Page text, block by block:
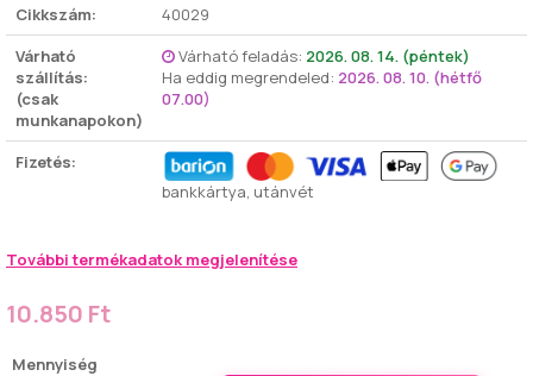
Cikkszám:
40029
Várható
szállítás:
(csak
munkanapokon)
Várható feladás: 2026. 08. 14. (péntek)
Ha eddig megrendeled: 2026. 08. 10. (hétfő
07.00)
Fizetés:
bankkártya, utánvét
További termékadatok megjelenítése
10.850 Ft
Mennyiség